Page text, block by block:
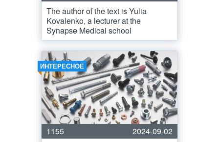
The author of the text is Yulia
Kovalenko, a lecturer at the
Synapse Medical school
ИНТЕРЕСНОЕ
1155
2024-09-02